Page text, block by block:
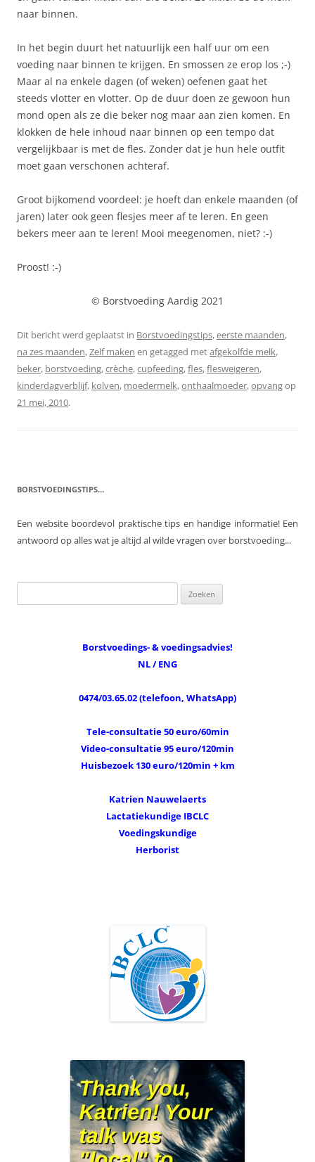
naar binnen.
In het begin duurt het natuurlijk een half uur om een
voeding naar binnen te krijgen. En smossen ze erop los ;-)
Maar al na enkele dagen (of weken) oefenen gaat het
steeds vlotter en vlotter. Op de duur doen ze gewoon hun
mond open als ze die beker nog maar aan zien komen. En
klokken de hele inhoud naar binnen op een tempo dat
vergelijkbaar is met de fles. Zonder dat je hun hele outfit
moet gaan verschonen achteraf.
Groot bijkomend voordeel: je hoeft dan enkele maanden (of
jaren) later ook geen flesjes meer af te leren. En geen
bekers meer aan te leren! Mooi meegenomen, niet? :-)
Proost! :-)
© Borstvoeding Aardig 2021
Dit bericht werd geplaatst in Borstvoedingstips,eerste maanden,
na zes maanden,Zelf maken en getagged metafgekolfde melk,
beker, borstvoeding,crèche,cupfeeding,fles,flesweigeren,
kinderdagverblijf, kolven, moedermelk,onthaalmoeder,opvangop
21 mei, 2010.
BORSTVOEDINGSTIPS…
Een website boordevol praktische tips en handige informatie! Een
antwoord op alles wat je altijd al wilde vragen over borstvoeding...
naar:
Borstvoedings- & voedingsadvies!
NL / ENG
0474/03.65.02 (telefoon, WhatsApp)
Tele-consultatie 50 euro/60min
Video-consultatie 95 euro/120min
Huisbezoek 130 euro/120min + km
Katrien Nauwelaerts
Lactatiekundige IBCLC
Voedingskundige
Herborist